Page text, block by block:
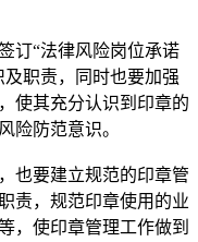
“法律风险岗位承诺
职责，同时也要加强
使其充分认识到印章的
险防范意识。
要建立规范的印章管
责，规范印章使用的业
，使印章管理工作做到